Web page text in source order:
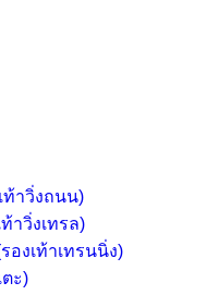
ท้าวิ่งถนน)
าวิ่งเทรล)
องเท้าเทรนนิ่ง)
ะ)